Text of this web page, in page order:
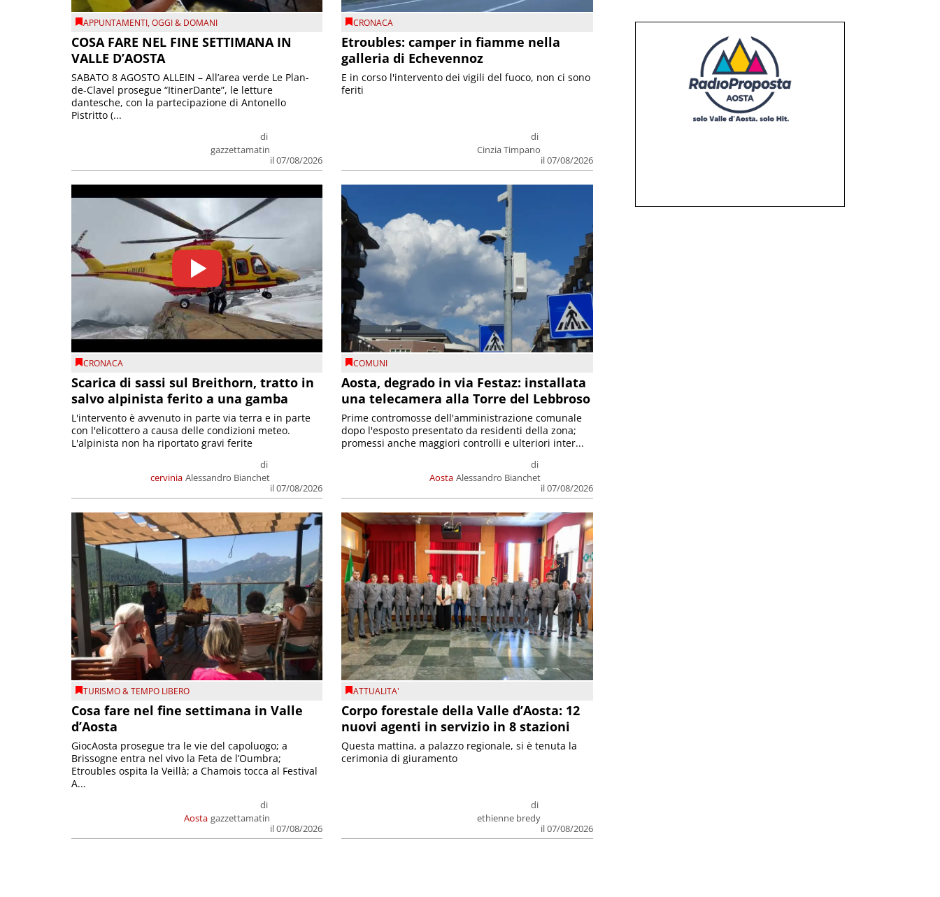
APPUNTAMENTI,OGGI & DOMANI
COSA FARE NEL FINE SETTIMANA IN
VALLE D’AOSTA
di
gazzettamatin
il 07/08/2026
SABATO 8 AGOSTO ALLEIN – All’area verde Le Plan-
de-Clavel prosegue “ItinerDante”, le letture
dantesche, con la partecipazione di Antonello
Pistritto (...
CRONACA
Etroubles: camper in fiamme nella
galleria di Echevennoz
di
Cinzia Timpano
il 07/08/2026
E in corso l'intervento dei vigili del fuoco, non ci sono
feriti
CRONACA
Scarica di sassi sul Breithorn, tratto in
salvo alpinista ferito a una gamba
cervinia
di
Alessandro Bianchet
il 07/08/2026
L'intervento è avvenuto in parte via terra e in parte
con l'elicottero a causa delle condizioni meteo.
L'alpinista non ha riportato gravi ferite
COMUNI
Aosta, degrado in via Festaz: installata
una telecamera alla Torre del Lebbroso
Aosta
di
Alessandro Bianchet
il 07/08/2026
Prime contromosse dell'amministrazione comunale
dopo l'esposto presentato da residenti della zona;
promessi anche maggiori controlli e ulteriori inter...
TURISMO & TEMPO LIBERO
Cosa fare nel fine settimana in Valle
d’Aosta
Aosta
di
gazzettamatin
il 07/08/2026
GiocAosta prosegue tra le vie del capoluogo; a
Brissogne entra nel vivo la Feta de l’Oumbra;
Etroubles ospita la Veillà; a Chamois tocca al Festival
A...
ATTUALITA'
Corpo forestale della Valle d’Aosta: 12
nuovi agenti in servizio in 8 stazioni
di
ethienne bredy
il 07/08/2026
Questa mattina, a palazzo regionale, si è tenuta la
cerimonia di giuramento